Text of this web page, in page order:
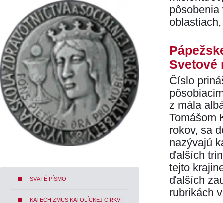
SVÄTÉ PÍSMO
KATECHIZMUS KATOLÍCKEJ CIRKVI
pôsobenia
Svetové
Číslo
z mála
Tomášom
rokov, sa
nazývajú
ďalších
tejto
ďalších
rubrikách